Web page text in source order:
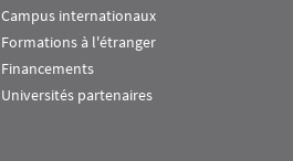
Campus internationaux
Formations à l'étranger
Financements
Universités partenaires